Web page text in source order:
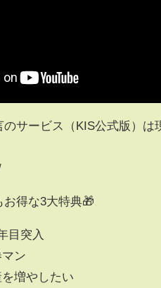
サービス（KIS公式版）は
お得な3大特典🎁
目突入
ン
増やしたい